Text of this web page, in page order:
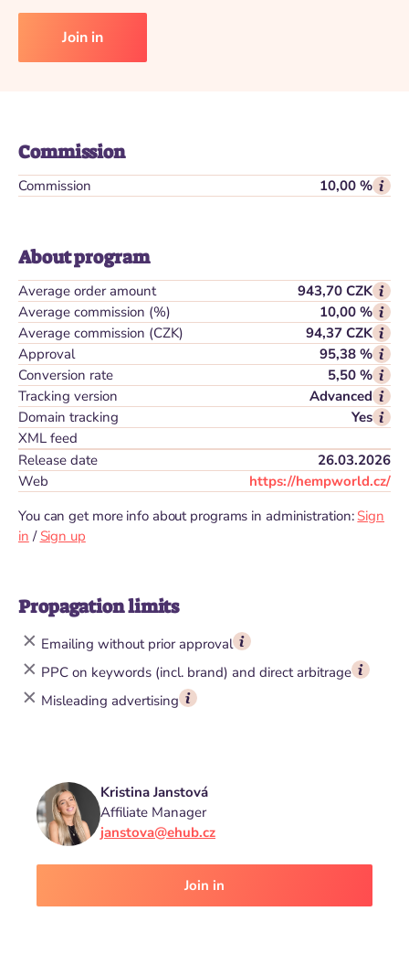
Join in
Commission
Commission 10,00 %
About program
Average order amount
943,70 CZK
Average commission (%)
10,00 %
Average commission (CZK)
94,37 CZK
Approval
95,38 %
Conversion rate
5,50 %
Tracking version
Advanced
Domain tracking
Yes
XML feed
Release date
26.03.2026
Web
https://hempworld.cz/
You can get more info about programs in administration: Sign
in / Sign up
Propagation limits
Emailing without prior approval
PPC on keywords (incl. brand) and direct arbitrage
Misleading advertising
Kristina Janstová
Affiliate Manager
janstova@ehub.cz
Join in